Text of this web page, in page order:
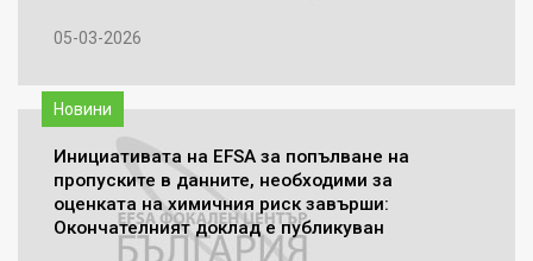
05-03-2026
Новини
Инициативата на EFSA за попълване на
пропуските в данните, необходими за
оценката на химичния риск завърши:
Окончателният доклад е публикуван